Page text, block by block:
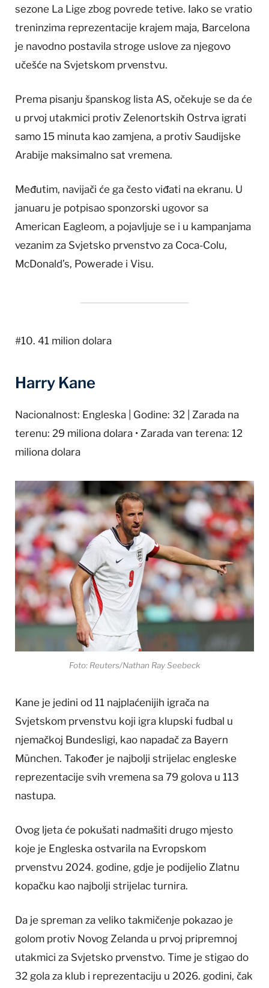
sezone La Lige zbog povrede tetive. Iako se vratio
treninzima reprezentacije krajem maja, Barcelona
je navodno postavila stroge uslove za njegovo
učešće na Svjetskom prvenstvu.
Prema pisanju španskog lista AS, očekuje se da će
u prvoj utakmici protiv Zelenortskih Ostrva igrati
samo 15 minuta kao zamjena, a protiv Saudijske
Arabije maksimalno sat vremena.
Međutim, navijači će ga često viđati na ekranu. U
januaru je potpisao sponzorski ugovor sa
American Eagleom, a pojavljuje se i u kampanjama
vezanim za Svjetsko prvenstvo za Coca-Colu,
McDonald’s, Powerade i Visu.
#10. 41 milion dolara
Harry Kane
Nacionalnost: Engleska | Godine: 32 | Zarada na
terenu: 29 miliona dolara • Zarada van terena: 12
miliona dolara
Foto: Reuters/Nathan Ray Seebeck
Kane je jedini od 11 najplaćenijih igrača na
Svjetskom prvenstvu koji igra klupski fudbal u
njemačkoj Bundesligi, kao napadač za Bayern
München. Također je najbolji strijelac engleske
reprezentacije svih vremena sa 79 golova u 113
nastupa.
Ovog ljeta će pokušati nadmašiti drugo mjesto
koje je Engleska ostvarila na Evropskom
prvenstvu 2024. godine, gdje je podijelio Zlatnu
kopačku kao najbolji strijelac turnira.
Da je spreman za veliko takmičenje pokazao je
golom protiv Novog Zelanda u prvoj pripremnoj
utakmici za Svjetsko prvenstvo. Time je stigao do
32 gola za klub i reprezentaciju u 2026. godini, čak